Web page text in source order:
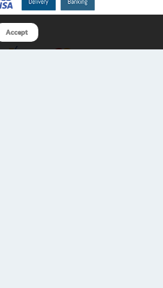
Accept